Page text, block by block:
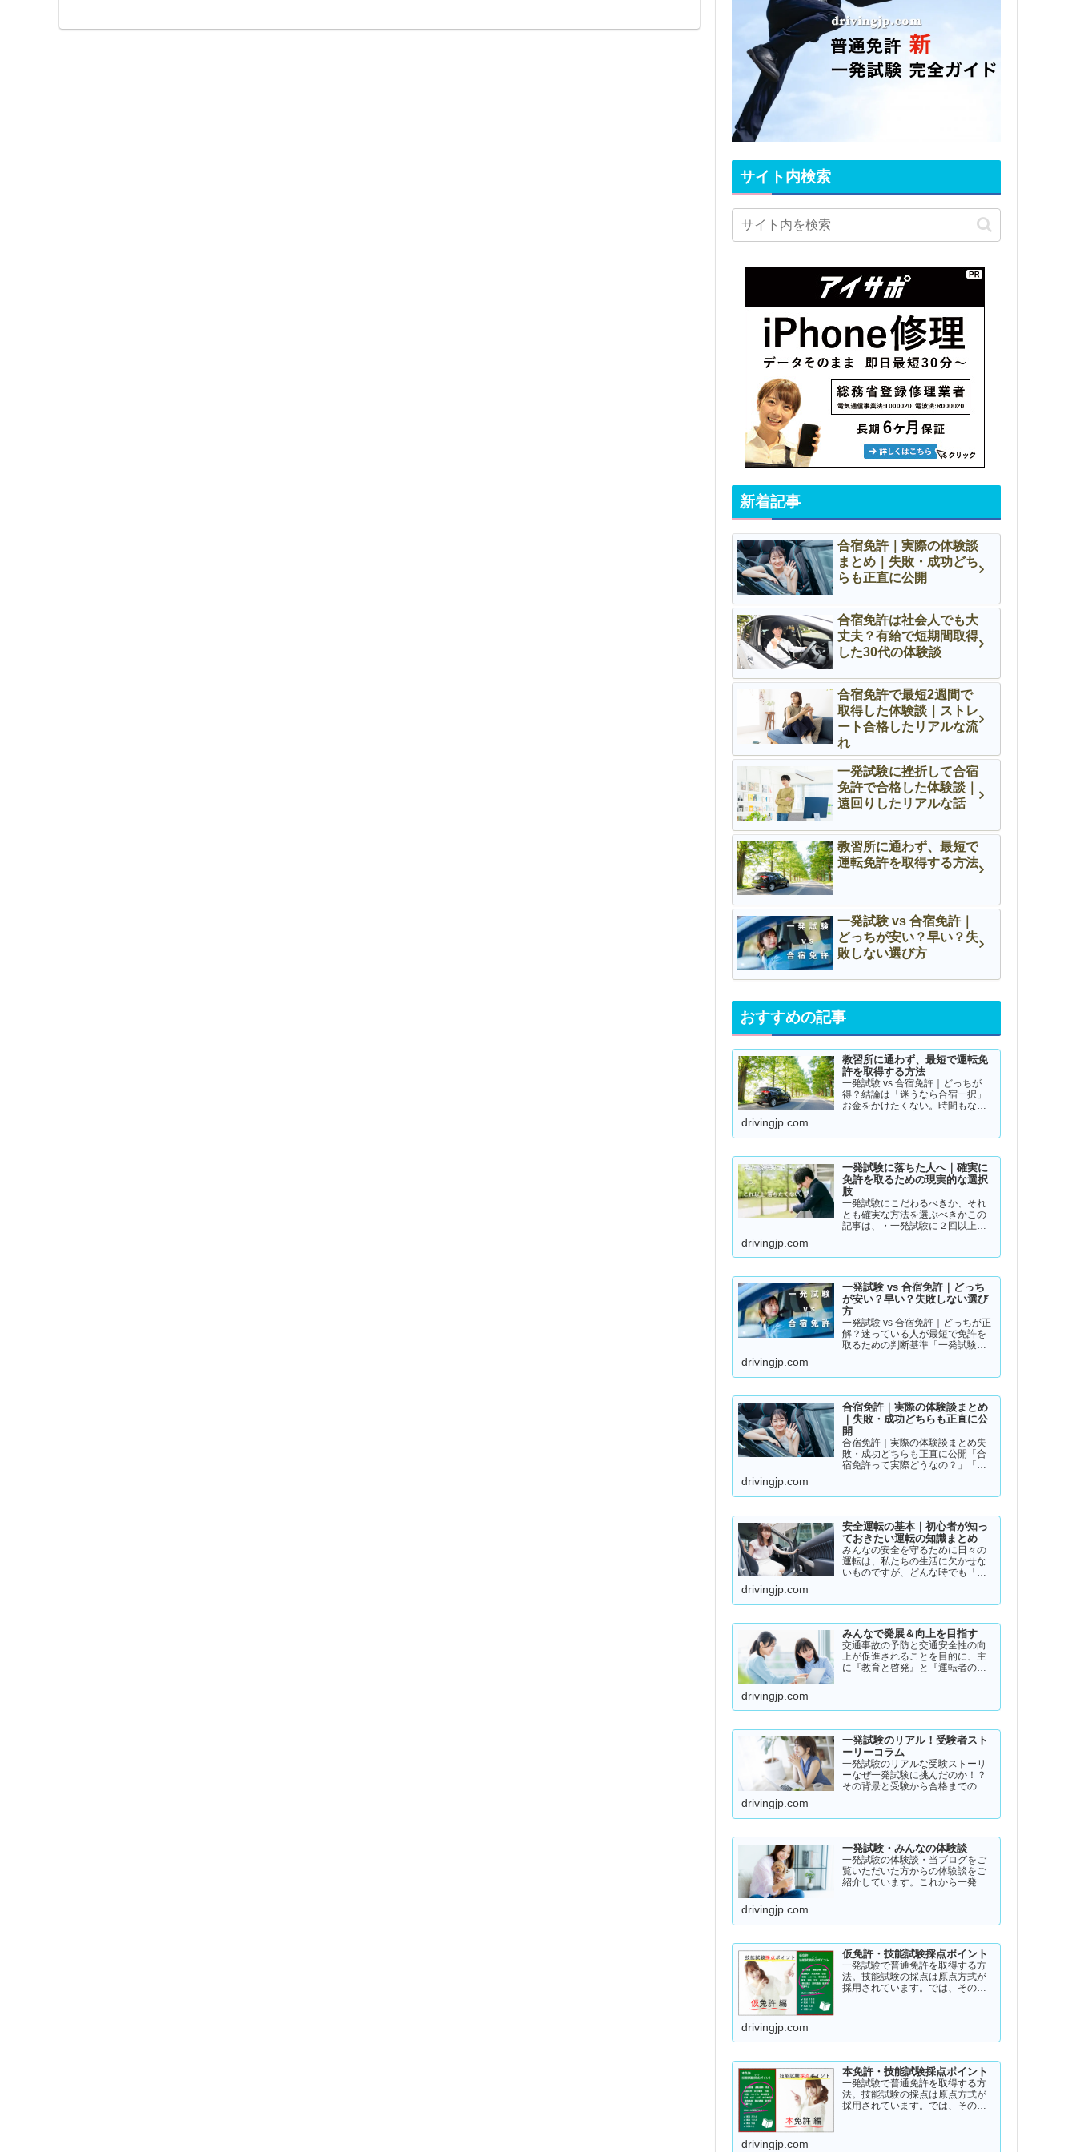
サイト内検索
新着記事
合宿免許｜実際の体験談
まとめ｜失敗・成功どち
らも正直に公開
合宿免許は社会人でも大
丈夫？有給で短期間取得
した30代の体験談
合宿免許で最短2週間で
取得した体験談｜ストレ
ート合格したリアルな流
れ
一発試験に挫折して合宿
免許で合格した体験談｜
遠回りしたリアルな話
教習所に通わず、最短で
運転免許を取得する方法
一発試験 vs 合宿免許｜
どっちが安い？早い？失
敗しない選び方
おすすめの記事
教習所に通わず、最短で運転免
許を取得する方法
一発試験 vs 合宿免許｜どっちが
得？結論は「迷うなら合宿一択」
お金をかけたくない。時間もな
た。👉 まずは結論から【結論】教
実質この2つです。・一発試験…
drivingjp.com
一発試験に落ちた人へ｜確実に
免許を取るための現実的な選択
肢
一発試験にこだわるべきか、それ
とも確実な方法を選ぶべきかこの
記事は、・一発試験に２回以上落
ているそんな方に向けて書いてい
ると、・さらに何回も落ちる・
数…
drivingjp.com
一発試験 vs 合宿免許｜どっち
が安い？早い？失敗しない選び
方
一発試験 vs 合宿免許｜どっちが正
解？迷っている人が最短で免許を
取るための判断基準「一発試験と
たくない…」免許の取り方で迷っ
から言うと、人によって最適…
drivingjp.com
合宿免許｜実際の体験談まとめ
｜失敗・成功どちらも正直に公
開
合宿免許｜実際の体験談まとめ失
敗・成功どちらも正直に公開「合
宿免許って実際どうなの？」「ち
を持っている方に向けて、実際の
めました。結論から言うと👇👉 …
drivingjp.com
安全運転の基本｜初心者が知っ
ておきたい運転の知識まとめ
みんなの安全を守るために日々の
運転は、私たちの生活に欠かせな
いものですが、どんな時でも「安
に変化しており、思わぬ危険が潜
ドの出し過ぎや注意力の低下、
小…
drivingjp.com
みんなで発展＆向上を目指す
交通事故の予防と交通安全性の向
上が促進されることを目的に、主
に『教育と啓発』と『運転者の意
drivingjp.com
一発試験のリアル！受験者スト
ーリーコラム
一発試験のリアルな受験ストーリ
ーなぜ一発試験に挑んだのか！？
その背景と受験から合格までのリ
→ 一発試験 新 完全ガイド!
drivingjp.com
一発試験・みんなの体験談
一発試験の体験談・当ブログをご
覧いただいた方からの体験談をご
紹介しています。これから一発試
ていただけたら幸いです。
drivingjp.com
仮免許・技能試験採点ポイント
一発試験で普通免許を取得する方
法。技能試験の採点は原点方式が
採用されています。では、その際
点基準と具体的な減点数をまとめ
drivingjp.com
本免許・技能試験採点ポイント
一発試験で普通免許を取得する方
法。技能試験の採点は原点方式が
採用されています。では、その際
drivingjp.com